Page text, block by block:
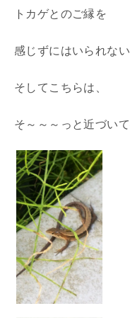
トカゲとのご縁を
感じずにはいられない
そしてこちらは、
そ～～～っと近づい